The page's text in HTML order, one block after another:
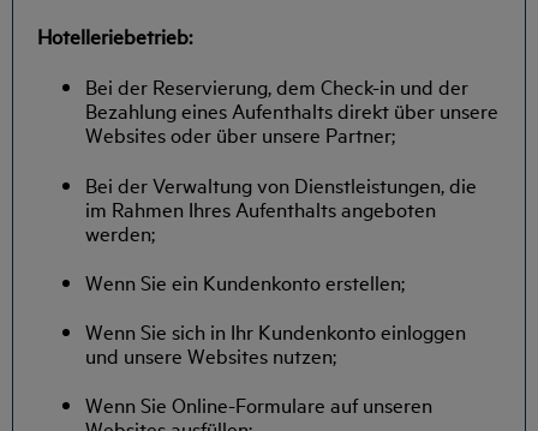
Hotelleriebetrieb:
Bei der Reservierung, dem Check-in und der
Bezahlung eines Aufenthalts direkt über unsere
Websites oder über unsere Partner;
Bei der Verwaltung von Dienstleistungen, die
im Rahmen Ihres Aufenthalts angeboten
werden;
Wenn Sie ein Kundenkonto erstellen;
Wenn Sie sich in Ihr Kundenkonto einloggen
und unsere Websites nutzen;
Wenn Sie Online-Formulare auf unseren